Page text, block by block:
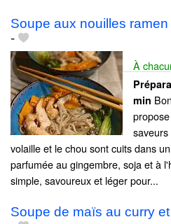
Soupe aux nouilles
-
À
min
volaille et le chou sont cuits dans
parfumée au gingembre, soja et à
simple, savoureux et léger pour...
Soupe de maïs au curry